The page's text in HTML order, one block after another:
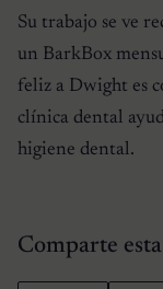
Su trabajo se ve
un BarkBox
feliz a Dwight es
clínica dental
higiene dental.
Comparte